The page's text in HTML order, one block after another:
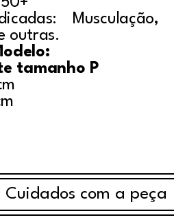
outras.
tamanho P
Cuidados com a peça